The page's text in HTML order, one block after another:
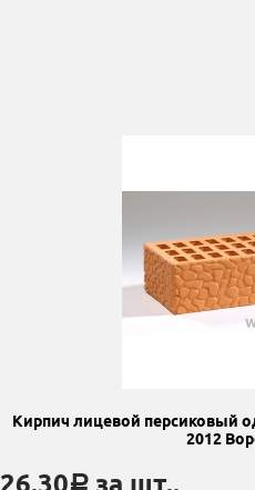
Кирпич лицевой персиковый
2012
26.30 за шт..